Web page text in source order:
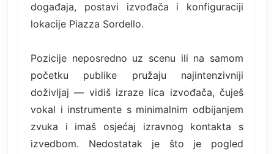
događaja, postavi izvođača i konfiguraciji
lokacije Piazza Sordello.
Pozicije neposredno uz scenu ili na samom
početku publike pružaju najintenzivniji
doživljaj — vidiš izraze lica izvođača, čuješ
vokal i instrumente s minimalnim odbijanjem
zvuka i imaš osjećaj izravnog kontakta s
izvedbom. Nedostatak je što je pogled